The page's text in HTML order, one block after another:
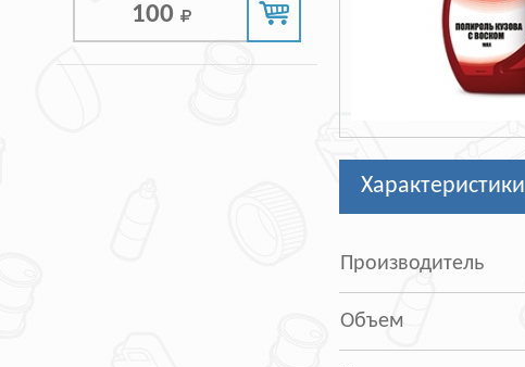
100
Характеристики
Производитель
Объем